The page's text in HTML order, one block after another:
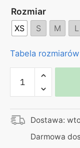
Rozmiar
XS S M L
Tabela rozmiarów
Koszulka
biała
|
Czasem
przesadzam
Dostawa:
Darmowa